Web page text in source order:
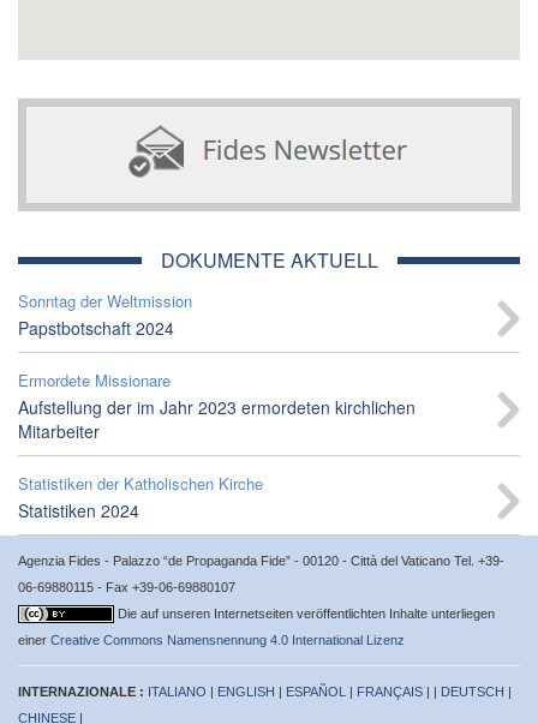
DOKUMENTE AKTUELL
Sonntag der Weltmission
Papstbotschaft 2024
Ermordete Missionare
Aufstellung der im Jahr 2023 ermordeten kirchlichen
Mitarbeiter
Statistiken der Katholischen Kirche
Statistiken 2024
Agenzia Fides - Palazzo “de Propaganda Fide” - 00120 - Città del Vaticano Tel. +39-
06-69880115 - Fax +39-06-69880107
Die auf unseren Internetseiten veröffentlichten Inhalte unterliegen
einer Creative Commons Namensnennung 4.0 International Lizenz
INTERNAZIONALE : ITALIANO | ENGLISH | ESPAÑOL | FRANÇAIS | | DEUTSCH |
CHINESE |